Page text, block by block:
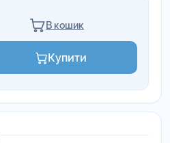
В кошик
Купити